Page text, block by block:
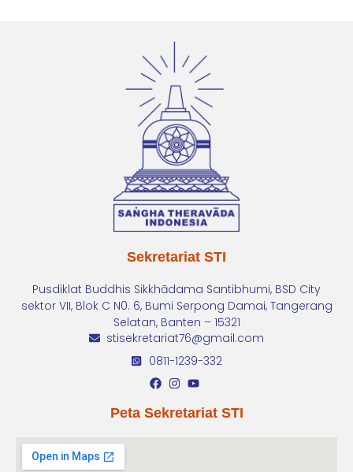
Sekretariat STI
Pusdiklat Buddhis Sikkhādama Santibhumi, BSD City
sektor VII, Blok C N0. 6, Bumi Serpong Damai, Tangerang
Selatan, Banten – 15321
stisekretariat76@gmail.com
0811-1239-332
Peta Sekretariat STI